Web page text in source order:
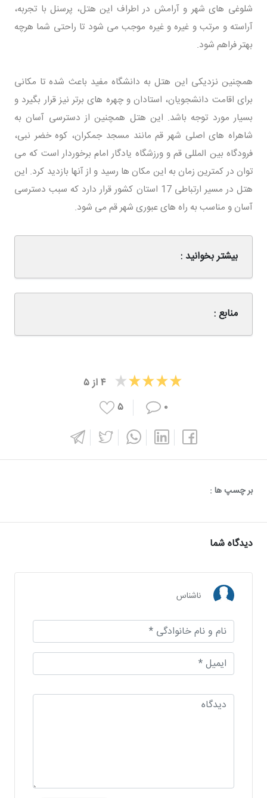
شلوغی های شهر و آرامش در اطراف این هتل، پرسنل با تجربه،
آراسته و مرتب و غیره و غیره موجب می شود تا راحتی شما هرچه
بهتر فراهم شود.
همچنین نزدیکی این هتل به دانشگاه مفید باعث شده تا مکانی
برای اقامت دانشجویان، استادان و چهره های برتر نیز قرار بگیرد و
بسیار مورد توجه باشد. این هتل همچنین از دسترسی آسان به
شاهراه های اصلی شهر قم مانند مسجد جمکران، کوه خضر نبی،
فرودگاه بین المللی قم و ورزشگاه یادگار امام برخوردار است که می
توان در کمترین زمان به این مکان ها رسید و از آنها بازدید کرد. این
هتل در مسیر ارتباطی 17 استان کشور قرار دارد که سبب دسترسی
آسان و مناسب به راه های عبوری شهر قم می شود.
بیشتر بخوانید :
منابع :
۴از۵
۰
۵
بر چسپ ها :
دیدگاه شما
ناشناس